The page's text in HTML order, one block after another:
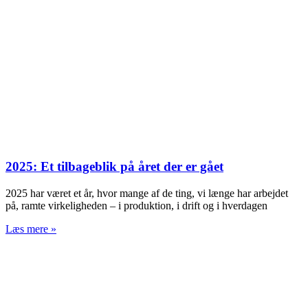
2025: Et tilbageblik på året der er gået
2025 har været et år, hvor mange af de ting, vi længe har arbejdet
på, ramte virkeligheden – i produktion, i drift og i hverdagen
Læs mere »